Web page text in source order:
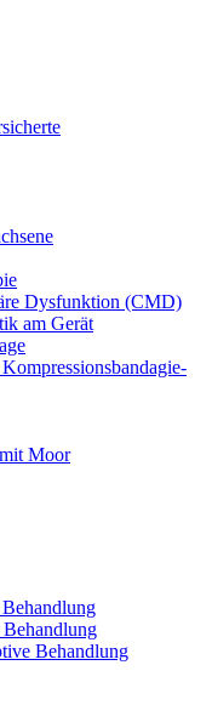
Dys­funk­ti­on (CMD)
am Gerät
Moor
Behandlung